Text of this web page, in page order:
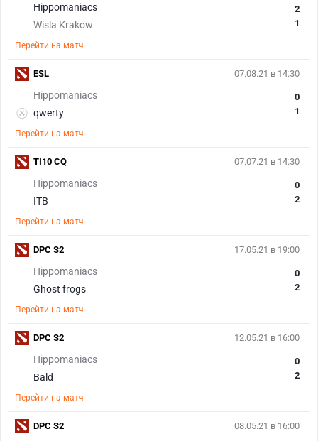
Hippomaniacs
Wisla Krakow
2
1
Перейти на матч
07.08.21 в 14:30
Hippomaniacs
qwerty
0
1
Перейти на матч
ESL
07.07.21 в 14:30
Hippomaniacs
ITB
0
2
Перейти на матч
TI10 CQ
17.05.21 в 19:00
Hippomaniacs
Ghost frogs
0
2
Перейти на матч
DPC S2
12.05.21 в 16:00
Hippomaniacs
Bald
0
2
Перейти на матч
DPC S2
08.05.21 в 16:00
DPC S2